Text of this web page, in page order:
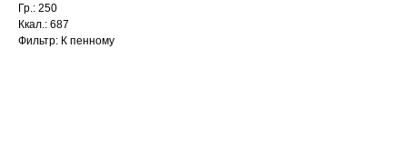
Гр.: 250
Ккал.: 687
Фильтр: К пенному